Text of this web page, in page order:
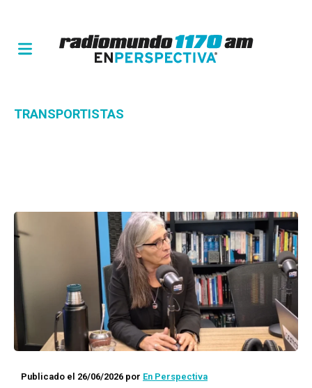
TRANSPORTISTAS
Publicado el 26/06/2026 por En Perspectiva